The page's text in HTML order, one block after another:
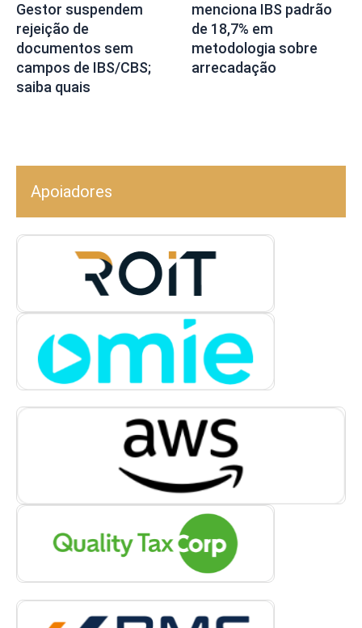
Gestor suspendem
rejeição de
documentos sem
campos de IBS/CBS;
saiba quais
menciona IBS padrão
de 18,7% em
metodologia sobre
arrecadação
Apoiadores